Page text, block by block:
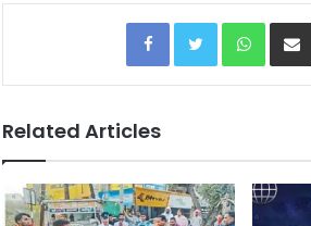
Facebook Twitter WhatsApp
Related Articles